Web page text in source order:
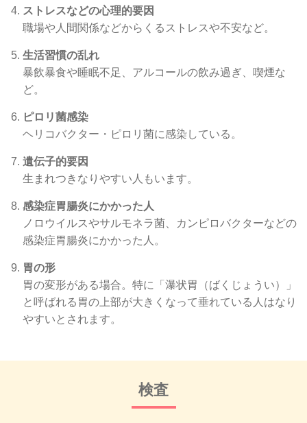
ストレスなどの心理的要因
職場や人間関係などからくるストレスや不安など。
生活習慣の乱れ
暴飲暴食や睡眠不足、アルコールの飲み過ぎ、喫煙な
ど。
ピロリ菌感染
ヘリコバクター・ピロリ菌に感染している。
遺伝子的要因
生まれつきなりやすい人もいます。
感染症胃腸炎にかかった人
ノロウイルスやサルモネラ菌、カンピロバクターなどの
感染症胃腸炎にかかった人。
胃の形
胃の変形がある場合。特に「瀑状胃（ばくじょうい）」
と呼ばれる胃の上部が大きくなって垂れている人はなり
やすいとされます。
検査